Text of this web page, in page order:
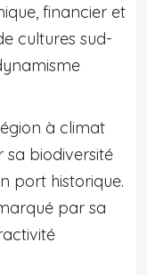
financier et
cultures sud-
à climat
sa biodiversité
port historique.
par sa